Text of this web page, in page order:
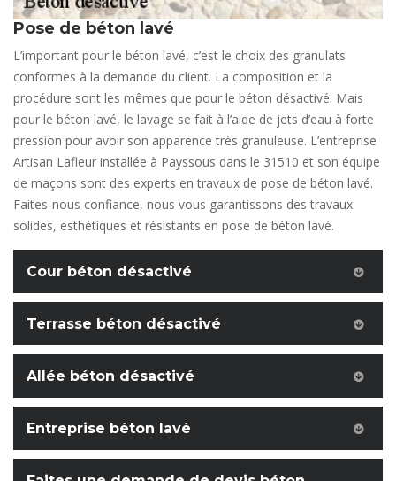
Pose de béton lavé
L’important pour le béton lavé, c’est le choix des granulats
conformes à la demande du client. La composition et la
procédure sont les mêmes que pour le béton désactivé. Mais
pour le béton lavé, le lavage se fait à l’aide de jets d’eau à forte
pression pour avoir son apparence très granuleuse. L’entreprise
Artisan Lafleur installée à Payssous dans le 31510 et son équipe
de maçons sont des experts en travaux de pose de béton lavé.
Faites-nous confiance, nous vous garantissons des travaux
solides, esthétiques et résistants en pose de béton lavé.
Cour béton désactivé
Terrasse béton désactivé
Allée béton désactivé
Entreprise béton lavé